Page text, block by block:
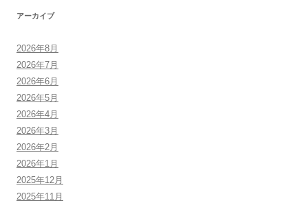
アーカイブ
2026年8月
2026年7月
2026年6月
2026年5月
2026年4月
2026年3月
2026年2月
2026年1月
2025年12月
2025年11月